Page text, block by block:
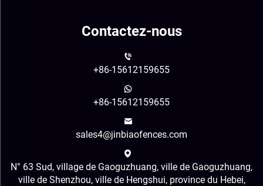
Contactez-nous
+86-15612159655
+86-15612159655
sales4@jinbiaofences.com
N° 63 Sud, village de Gaoguzhuang, ville de Gaoguzhuang,
ville de Shenzhou, ville de Hengshui, province du Hebei,